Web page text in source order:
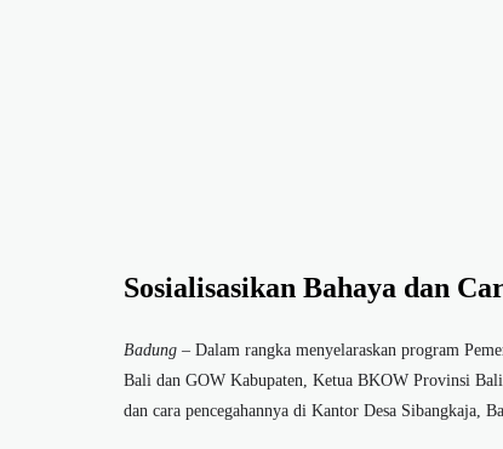
Sosialisasikan Bahaya dan
Badung – Dalam rangka menyelaraskan program
Bali dan GOW Kabupaten, Ketua BKOW Provinsi
dan cara pencegahannya di Kantor Desa Sibangkaja,